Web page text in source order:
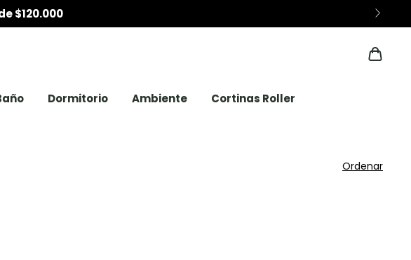
$120.000
Dormitorio Ambiente Cortinas Roller
Ordenar